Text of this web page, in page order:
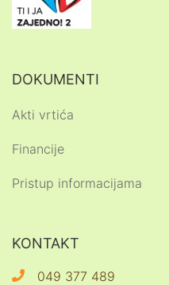
DOKUMENTI
Akti vrtića
Financije
Pristup informacijama
KONTAKT
049 377 489